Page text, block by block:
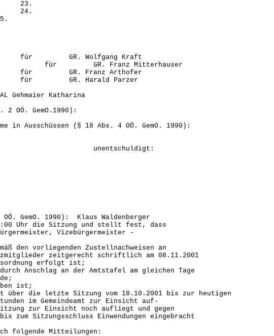
23.
24.
GR. Wolfgang Kraft
für GR. Franz Mitterhauser
für GR. Franz Arthofer
GR. Harald Parzer
Gehmaier Katharina
2 OÖ. GemO.1990):
in Ausschüssen (§ 18 Abs. 4 OÖ. GemO. 1990):
unentschuldigt:
GemO. 1990): Klaus Waldenberger
Uhr die Sitzung und stellt fest, dass
Vizebürgermeister -
den vorliegenden Zustellnachweisen an
zeitgerecht schriftlich am 08.11.2001
erfolgt ist;
Anschlag an der Amtstafel am gleichen Tage
ist;
über die letzte Sitzung vom 18.10.2001 bis zur heutigen
im Gemeindeamt zur Einsicht auf-
zur Einsicht noch aufliegt und gegen
Sitzungsschluss Einwendungen eingebracht
folgende Mitteilungen: